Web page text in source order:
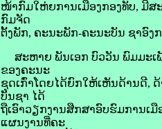
ໜ້າກົມໃຫ່ຍການເມືອງກອງທັບ, ມີສ
ກົມຈັດ
ຕັ້ງພັກ, ຄະນະພັກ-ຄະນະບັນ ຊາອົງ
ສະຫາຍ ພັນເອກ ບົວວັນ ພົມມະເ
ຂອງຄະນະ
ຊຸດເກົ່າໂດຍໄດ້ຍົກໃຫ້ເຫັນດ້ານດີ,
ບັນຊາ ໄດ້
ຖືເອົາວຽກງານສືກສາອົບຮົມການເ
ແຜນງານທີ່ຄະ